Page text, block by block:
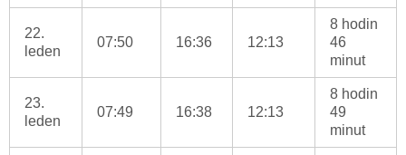
22.
leden
07:50 16:36 12:13
8 hodin
46
minut
23.
leden
07:49 16:38 12:13
8 hodin
49
minut